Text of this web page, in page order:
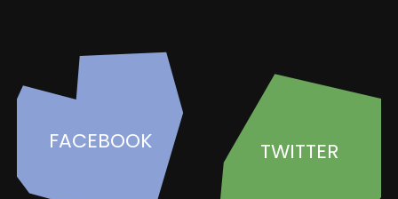
FACEBOOK TWITTER